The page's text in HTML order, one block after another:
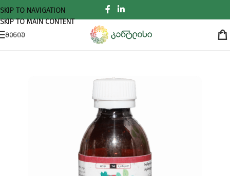
SKIP TO NAVIGATION
SKIP TO MAIN CONTENT
ᲛᲔᲜᲘᲣ